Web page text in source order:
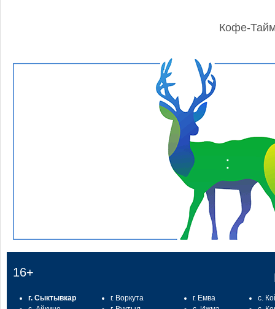
Кофе-
:
16+
г. Сыктывкар
г. Воркута
г. Емва
с.